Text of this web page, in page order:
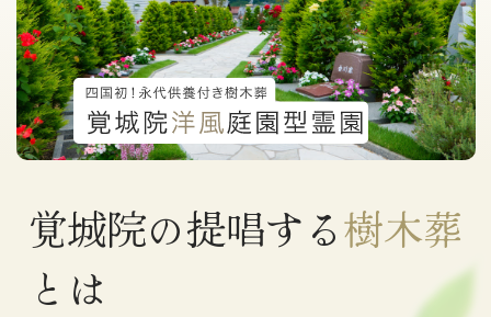
覚城院の提唱する樹木葬
とは